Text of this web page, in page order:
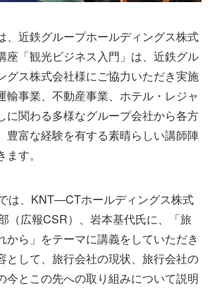
、近鉄グループホールディングス株式
座「観光ビジネス入門」は、近鉄グル
グス株式会社様にご協力いただき実施
輸事業、不動産事業、ホテル・レジャ
に関わる多様なグループ会社から各方
豊富な経験を有する素晴らしい講師陣
す。
は、KNT―CTホールディングス株式
（広報CSR）、岩本基代氏に、「旅
から」をテーマに講義をしていただき
として、旅行会社の現状、旅行会社の
今とこの先への取り組みについて説明